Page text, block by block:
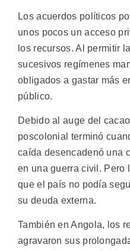
Los acuerdos políticos
unos pocos un acceso
los recursos. Al permitir
sucesivos regímenes
obligados a gastar más
público.
Debido al auge del
poscolonial terminó
caída desencadenó una
en una guerra civil. Pero
que el país no podía
su deuda externa.
También en Angola, los
agravaron sus